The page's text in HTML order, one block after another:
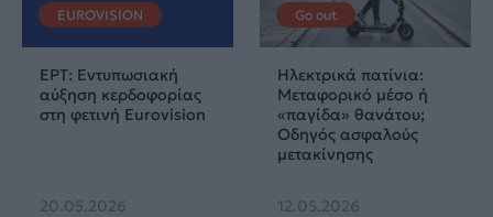
EUROVISION
ΕΡΤ: Εντυπωσιακή
αύξηση κερδοφορίας
στη φετινή Eurovision
20.05.2026
Go out
Ηλεκτρικά πατίνια:
Μεταφορικό μέσο ή
«παγίδα» θανάτου;
Οδηγός ασφαλούς
μετακίνησης
12.05.2026